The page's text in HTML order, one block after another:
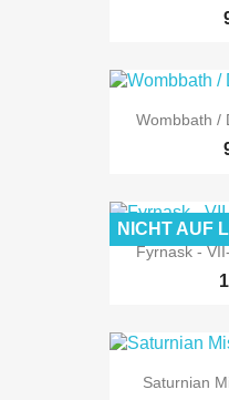
Wombbath /
Fyrnask -
NICHT AUF
Saturnian